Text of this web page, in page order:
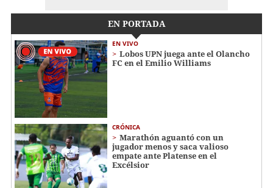
EN PORTADA
EN VIVO
Lobos UPN juega ante el Olancho
FC en el Emilio Williams
CRÓNICA
Marathón aguantó con un
jugador menos y saca valioso
empate ante Platense en el
Excélsior